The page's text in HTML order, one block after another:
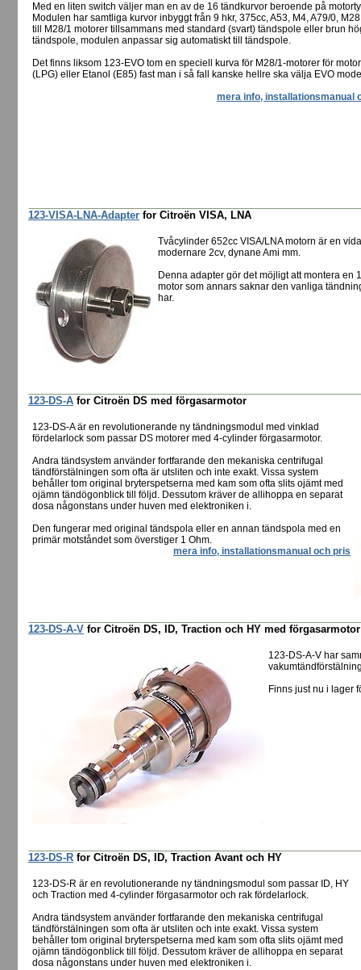
Med en liten switch väljer man en av de 16 tändkurvor beroende på
Modulen har samtliga kurvor inbyggt från 9 hkr, 375cc, A53, M4, A79/0,
till M28/1 motorer tillsammans med standard (svart) tändspole eller brun
tändspole, modulen anpassar sig automatiskt till tändspole.
Det finns liksom 123-EVO tom en speciell kurva för M28/1-motorer för
(LPG) eller Etanol (E85) fast man i så fall kanske hellre ska välja EVO
mera info, installationsmanual
123-VISA-LNA-Adapter for Citroën VISA, LNA
Tvåcylinder 652cc VISA/LNA motorn är en
modernare 2cv, dynane Ami mm.
Denna adapter gör det möjligt att montera en
motor som annars saknar den vanliga
har.
123-DS-A for Citroën DS med förgasarmotor
123-DS-A är en revolutionerande ny tändningsmodul med vinklad
fördelarlock som passar DS motorer med 4-cylinder förgasarmotor.
Andra tändsystem använder fortfarande den mekaniska centrifugal
tändförstälningen som ofta är utsliten och inte exakt. Vissa system
behåller tom original bryterspetserna med kam som ofta slits ojämt med
ojämn tändögonblick till följd. Dessutom kräver de allihoppa en separat
dosa någonstans under huven med elektroniken i.
Den fungerar med original tändspola eller en annan tändspola med en
primär motståndet som överstiger 1 Ohm.
mera info, installationsmanual och pris
123-DS-A-V for Citroën DS, ID, Traction och HY med
123-DS-A-V har
Finns just nu i lager
123-DS-R for Citroën DS, ID, Traction Avant och HY
123-DS-R är en revolutionerande ny tändningsmodul som passar ID, HY
och Traction med 4-cylinder förgasarmotor och rak fördelarlock.
Andra tändsystem använder fortfarande den mekaniska centrifugal
tändförstälningen som ofta är utsliten och inte exakt. Vissa system
behåller tom original bryterspetserna med kam som ofta slits ojämt med
ojämn tändögonblick till följd. Dessutom kräver de allihoppa en separat
dosa någonstans under huven med elektroniken i.